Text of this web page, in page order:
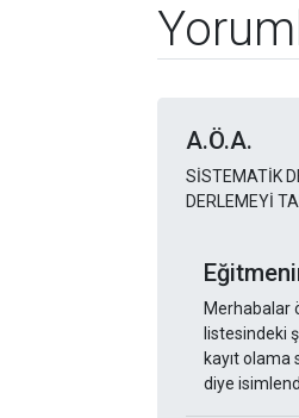
A.Ö.A.
SİSTEMATİK
DERLEMEYİ
Merhabalar
listesindeki
kayıt olama
diye